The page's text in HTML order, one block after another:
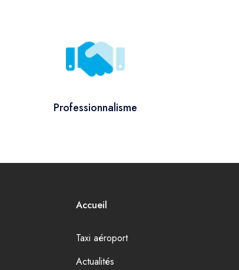
Professionnalisme
Accueil
Taxi aéroport
Actualités